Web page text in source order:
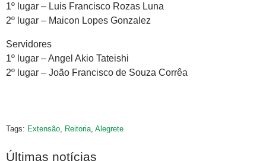
1º lugar – Luis Francisco Rozas Luna
2º lugar – Maicon Lopes Gonzalez
Servidores
1º lugar – Angel Akio Tateishi
2º lugar – João Francisco de Souza Corrêa
Tags: Extensão Reitoria Alegrete
Últimas notícias